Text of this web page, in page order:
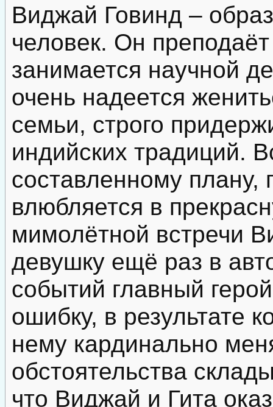
Виджай Говинд –
человек. Он
занимается научной
очень надеется
семьи, строго
индийских традиций.
составленному
влюбляется в
мимолётной встречи
девушку ещё раз в
событий главный
ошибку, в результате
нему кардинально
обстоятельства
что Виджай и Гита